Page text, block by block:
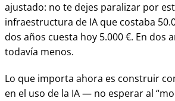
ajustado: no te dejes paralizar por
infraestructura de IA que costaba
dos años cuesta hoy 5.000 €. En dos
todavía menos.
Lo que importa ahora es construir
en el uso de la IA — no esperar al